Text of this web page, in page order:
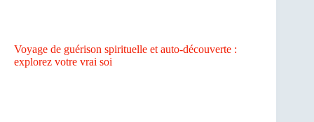
Voyage de guérison spirituelle et auto-découverte :
explorez votre vrai soi